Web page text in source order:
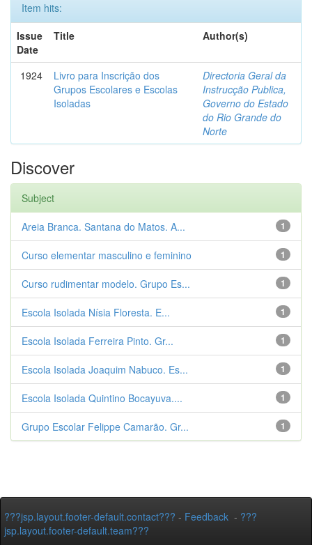
Item hits:
Issue
Date
Title Author(s)
1924
Livro para Inscrição dos
Grupos Escolares e Escolas
Isoladas
Directoria Geral da
Instrucção Publica,
Governo do Estado
do Rio Grande do
Norte
Discover
Subject
1
Areia Branca. Santana do Matos. A...
1
Curso elementar masculino e feminino
1
Curso rudimentar modelo. Grupo Es...
1
Escola Isolada Nísia Floresta. E...
1
Escola Isolada Ferreira Pinto. Gr...
1
Escola Isolada Joaquim Nabuco. Es...
1
Escola Isolada Quintino Bocayuva....
1
Grupo Escolar Felippe Camarão. Gr...
???jsp.layout.footer-default.contact??? - Feedback - ???
jsp.layout.footer-default.team???